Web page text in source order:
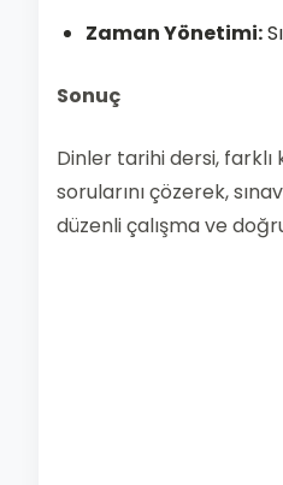
Zaman Yönetimi:
Sonuç
Dinler tarihi dersi,
sorularını çözerek,
düzenli çalışma ve